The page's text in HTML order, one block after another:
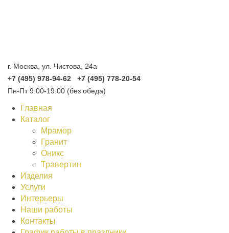
г. Москва, ул. Чистова, 24а
+7 (495) 978-94-62 +7 (495) 778-20-54
Пн-Пт 9.00-19.00 (без обеда)
Главная
Каталог
Мрамор
Гранит
Оникс
Травертин
Изделия
Услуги
Интерьеры
Наши работы
Контакты